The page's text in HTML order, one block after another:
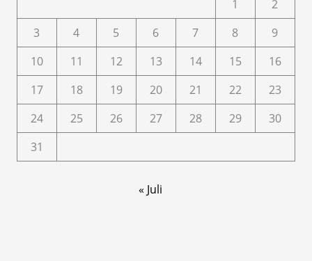
1
2
3
4 5 6 7 8
9
10
11 12 13 14 15
16
17
18 19 20 21 22
23
24
25 26 27 28 29
30
31
« Juli